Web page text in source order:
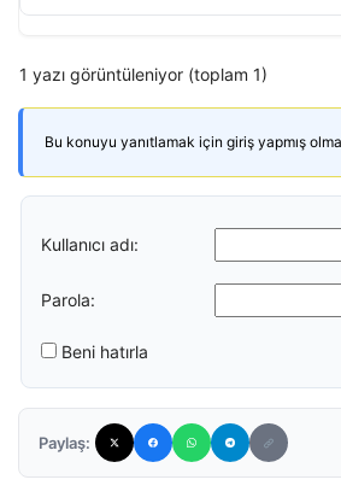
1 yazı görüntüleniyor (toplam 1)
Bu konuyu yanıtlamak için giriş yapmış
Kullanıcı adı:
Parola:
Beni hatırla
Paylaş: